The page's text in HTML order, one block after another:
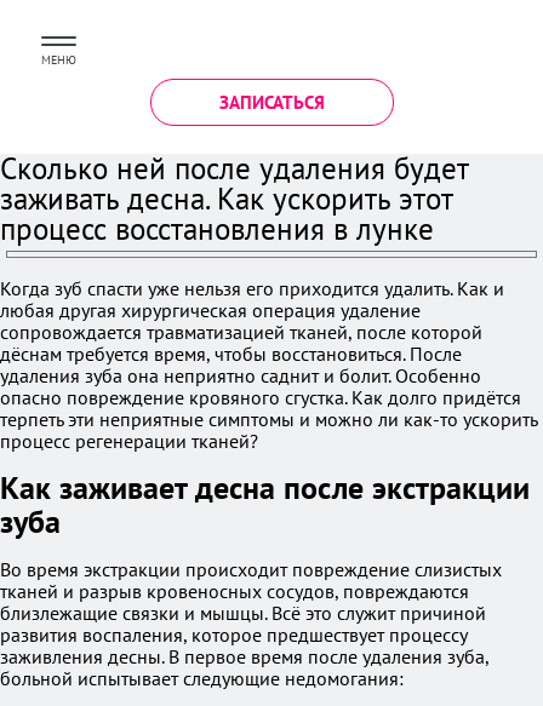
МЕНЮ
ЗАПИСАТЬСЯ
Сколько ней после удаления будет
заживать десна. Как ускорить этот
процесс восстановления в лунке
Когда зуб спасти уже нельзя его приходится удалить. Как и
любая другая хирургическая операция удаление
сопровождается травматизацией тканей, после которой
дёснам требуется время, чтобы восстановиться. После
удаления зуба она неприятно саднит и болит. Особенно
опасно повреждение кровяного сгустка. Как долго придётся
терпеть эти неприятные симптомы и можно ли как-то ускорить
процесс регенерации тканей?
Как заживает десна после экстракции
зуба
Во время экстракции происходит повреждение слизистых
тканей и разрыв кровеносных сосудов, повреждаются
близлежащие связки и мышцы. Всё это служит причиной
развития воспаления, которое предшествует процессу
заживления десны. В первое время после удаления зуба,
больной испытывает следующие недомогания: